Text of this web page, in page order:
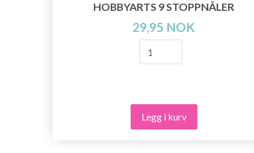
HOBBYARTS 9 STOPPNÅLER
29,95 NOK
Legg i kurv